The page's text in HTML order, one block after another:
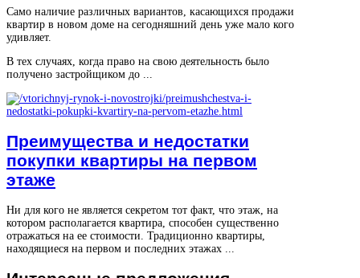
Само наличие различных вариантов, касающихся продажи
квартир в новом доме на сегодняшний день уже мало кого
удивляет.
В тех случаях, когда право на свою деятельность было
получено застройщиком до ...
Преимущества и недостатки
покупки квартиры на первом
этаже
Ни для кого не является секретом тот факт, что этаж, на
котором располагается квартира, способен существенно
отражаться на ее стоимости. Традиционно квартиры,
находящиеся на первом и последних этажах ...